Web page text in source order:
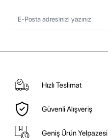
Hızlı Teslimat
Güvenli Alışveriş
Geniş Ürün Yelpazesi